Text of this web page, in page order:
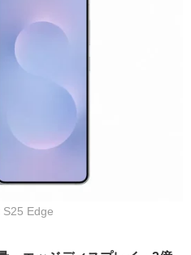
S25 Edge